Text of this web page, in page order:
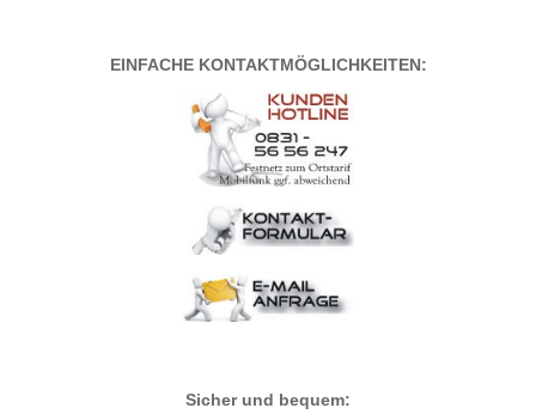
EINFACHE KONTAKTMÖGLICHKEITEN:
Sicher und bequem: